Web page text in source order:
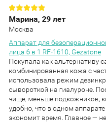
Марина, 29 лет
Москва
Аппарат для
лица 6 в 1 RF-1610, Gezatone
Покупала как альтернативу
комбинированная кожа с
использовала режим
сывороткой на гиалуроне.
чище, меньше подкожников,
удобно, что в одном
экономит время. Главное —